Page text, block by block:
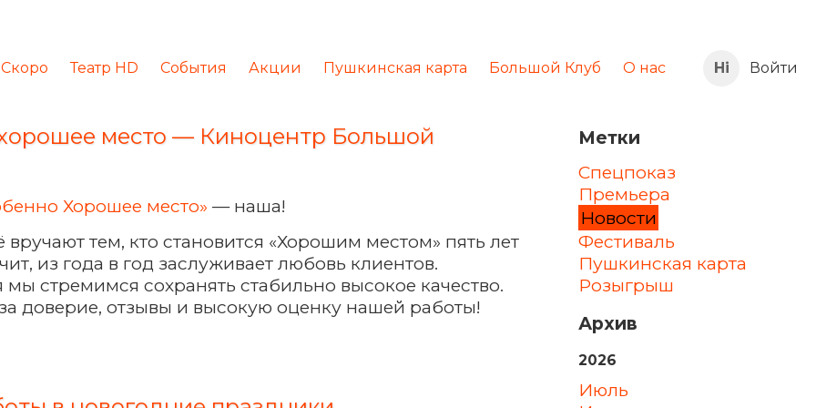
Скоро Театр HD События Акции Пушкинская карта Большой Клуб О нас Войти
место — Киноцентр Большой
Хорошее место» — наша!
вручают тем, кто становится «Хорошим местом» пять лет
из года в год заслуживает любовь клиентов.
мы стремимся сохранять стабильно высокое качество.
доверие, отзывы и высокую оценку нашей работы!
Метки
Спецпоказ
Премьера
Новости
Фестиваль
Пушкинская карта
Розыгрыш
Архив
2026
июль